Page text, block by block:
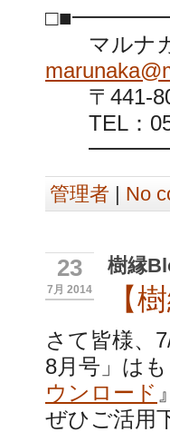
マルナカ
〒441-
TEL：
管理者 | No
23
7月 2014
樹縁
【
さて皆様、
8月号」は
ウンロード
ぜひご活用